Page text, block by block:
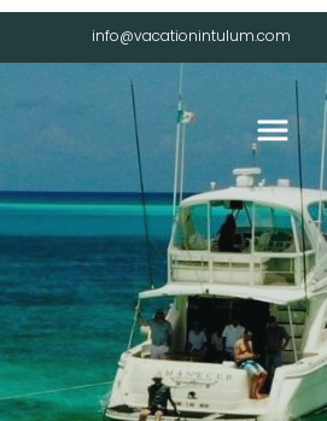
info@vacationintulum.com